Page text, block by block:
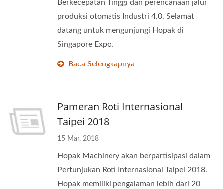
Berkecepatan Tinggi dan perencanaan jalur
produksi otomatis Industri 4.0. Selamat
datang untuk mengunjungi Hopak di
Singapore Expo.
Baca Selengkapnya
Pameran Roti Internasional
Taipei 2018
15 Mar, 2018
Hopak Machinery akan berpartisipasi dalam
Pertunjukan Roti Internasional Taipei 2018.
Hopak memiliki pengalaman lebih dari 20